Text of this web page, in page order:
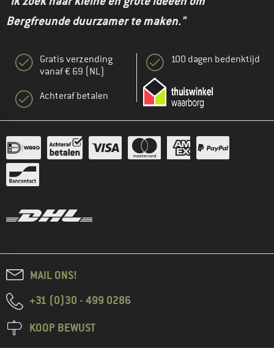
Bergfreunde duurzamer te maken."
Gratis verzending
vanaf € 69 (NL)
Achteraf betalen
100 dagen bedenktijd
MAIL ONS!
+31 (0)30 - 499 0286
KOOP BEWUST